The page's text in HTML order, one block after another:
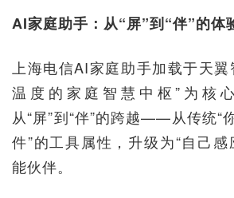
AI家庭助手：从“屏”到“伴”的体
上海电信AI家庭助手加载于天
温度的家庭智慧中枢”为核
从“屏”到“伴”的跨越——从传统“
件”的工具属性，升级为“自己感
能伙伴。